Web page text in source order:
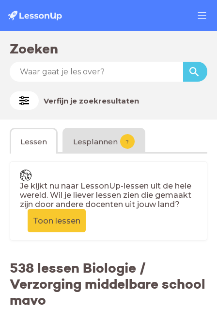
Zoeken
Verfijn je zoekresultaten
Lessen Lesplannen ?
Je kijkt nu naar LessonUp-lessen uit de hele
wereld. Wil je liever lessen zien die gemaakt
zijn door andere docenten uit jouw land?
Toon lessen
538 lessen Biologie /
Verzorging middelbare school
mavo